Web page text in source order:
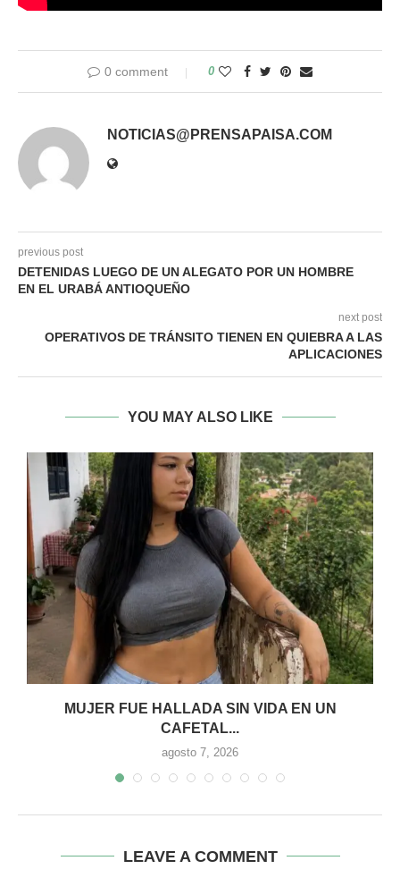
0 comment 0
NOTICIAS@PRENSAPAISA.COM
previous post
DETENIDAS LUEGO DE UN ALEGATO POR UN HOMBRE
EN EL URABÁ ANTIOQUEÑO
next post
OPERATIVOS DE TRÁNSITO TIENEN EN QUIEBRA A LAS
APLICACIONES
YOU MAY ALSO LIKE
MUJER FUE HALLADA SIN VIDA EN UN
CAFETAL...
agosto 7, 2026
LEAVE A COMMENT